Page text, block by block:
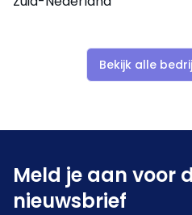
Bekijk alle
Meld je aan voor
nieuwsbrief